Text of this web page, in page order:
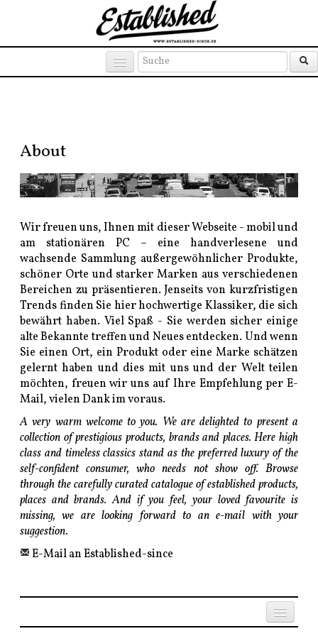
About
Wir freuen uns, Ihnen mit dieser Webseite - mobil und
am stationären PC – eine handverlesene und
wachsende Sammlung außergewöhnlicher Produkte,
schöner Orte und starker Marken aus verschiedenen
Bereichen zu präsentieren. Jenseits von kurzfristigen
Trends finden Sie hier hochwertige Klassiker, die sich
bewährt haben. Viel Spaß - Sie werden sicher einige
alte Bekannte treffen und Neues entdecken. Und wenn
Sie einen Ort, ein Produkt oder eine Marke schätzen
gelernt haben und dies mit uns und der Welt teilen
möchten, freuen wir uns auf Ihre Empfehlung per E-
Mail, vielen Dank im voraus.
A very warm welcome to you. We are delighted to present a
collection of prestigious products, brands and places. Here high
class and timeless classics stand as the preferred luxury of the
self-confident consumer, who needs not show off. Browse
through the carefully curated catalogue of established products,
places and brands. And if you feel, your loved favourite is
missing, we are looking forward to an e-mail with your
suggestion.
E-Mail an Established-since